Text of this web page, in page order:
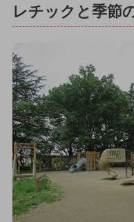
レチックと季節